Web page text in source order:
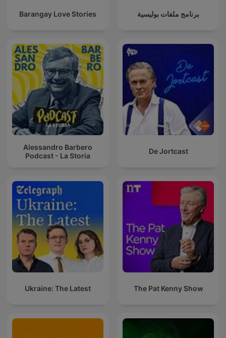
Barangay Love Stories برنامج ملفات بوليسية
Alessandro Barbero
Podcast - La Storia
De Jortcast
Ukraine: The Latest The Pat Kenny Show